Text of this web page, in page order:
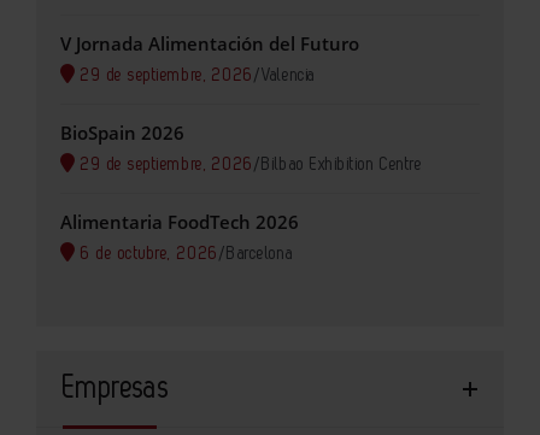
V Jornada Alimentación del Futuro
29 de septiembre, 2026 /Valencia
BioSpain 2026
29 de septiembre, 2026 / Bilbao Exhibition Centre
Alimentaria FoodTech 2026
6 de octubre, 2026 / Barcelona
Empresas